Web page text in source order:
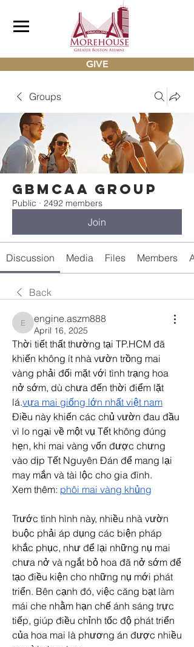
GIVE
Groups
gbmcaa Group
Public · 2492 members
Join
Discussion Media Files Members
Back
engine.aszm888
engine.aszm888
April 16, 2025
Thời tiết thất thường tại TP.HCM đã
khiến không ít nhà vườn trồng mai
vàng phải đối mặt với tình trạng hoa
nở sớm, dù chưa đến thời điểm lặt
lá.vựa mai giống lớn nhất việt nam
Điều này khiến các chủ vườn đau đầu
vì lo ngại về một vụ Tết không đúng
hẹn, khi mai vàng vốn được chưng
vào dịp Tết Nguyên Đán để mang lại
may mắn và tài lộc cho gia đình.
Xem thêm: phôi mai vàng khủng
Trước tình hình này, nhiều nhà vườn
buộc phải áp dụng các biện pháp
khắc phục, như để lại những nụ mai
chưa nở và ngắt bỏ hoa đã nở sớm để
tạo điều kiện cho những nụ mới phát
triển. Bên cạnh đó, việc căng bạt làm
mái che nhằm hạn chế ánh sáng trực
tiếp, giúp điều chỉnh tốc độ phát triển
của hoa mai là phương án được nhiều